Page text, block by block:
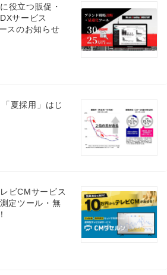
役立つ販促・
サービス
スのお知らせ
夏採用」はじ
ビCMサービス
定ツール・無